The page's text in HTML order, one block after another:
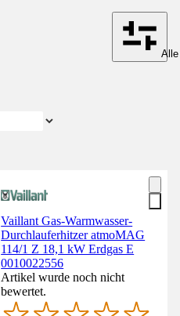
Vaillant Gas-Warmwasser-
Durchlauferhitzer atmoMAG
114/1 Z 18,1 kW Erdgas E
0010022556
Artikel wurde noch nicht
bewertet.